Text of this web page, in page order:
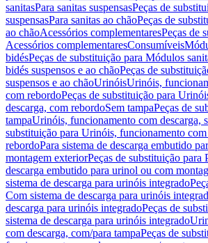
sanitasPara sanitas suspensasPeças de
suspensasPara sanitas ao chãoPeças de
ao chãoAcessórios complementaresPeças de
Acessórios complementaresConsumíveis
bidésPeças de substituição para Módulos
bidés suspensos e ao chãoPeças de
suspensos e ao chãoUrinóisUrinóis,
com rebordoPeças de substituição para
descarga, com rebordoSem tampaPeças de
tampaUrinóis, funcionamento com descarga,
substituição para Urinóis, funcionamento com
rebordoPara sistema de descarga embutido
montagem exteriorPeças de substituição para
descarga embutido para urinol ou com
sistema de descarga para urinóis integrado
Com sistema de descarga para urinóis
descarga para urinóis integradoPeças de
sistema de descarga para urinóis integrado
com descarga, com/para tampaPeças de